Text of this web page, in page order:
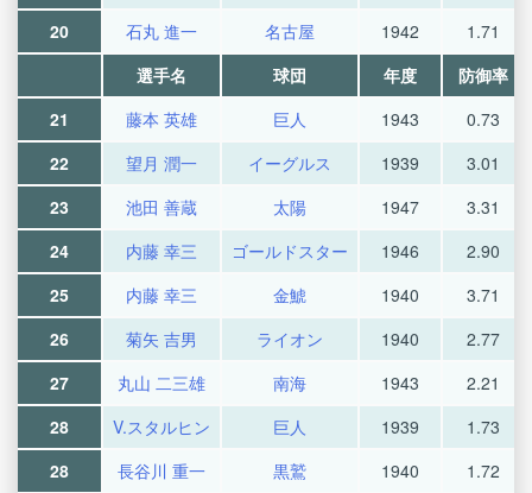
20
石丸 進一 名古屋 1942
1.71
選手名
球団 年度
防御率
21
藤本 英雄 巨人 1943
0.73
22
望月 潤一 イーグルス 1939
3.01
23
池田 善蔵 太陽 1947
3.31
24
内藤 幸三 ゴールドスター 1946
2.90
25
内藤 幸三 金鯱 1940
3.71
26
菊矢 吉男 ライオン 1940
2.77
27
丸山 二三雄 南海 1943
2.21
28
V.スタルヒン 巨人 1939
1.73
28
長谷川 重一 黒鷲 1940
1.72